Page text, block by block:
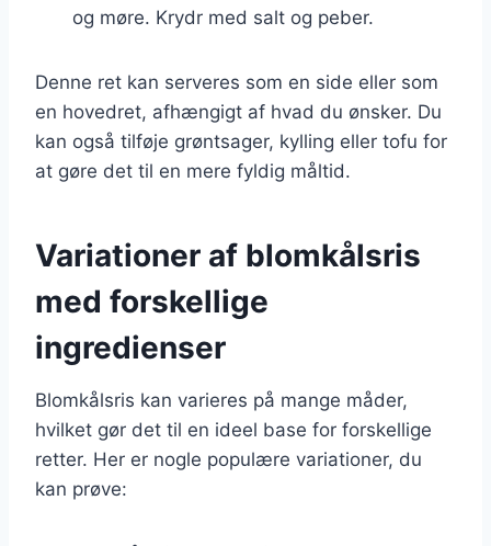
og møre. Krydr med salt og peber.
Denne ret kan serveres som en side eller som
en hovedret, afhængigt af hvad du ønsker. Du
kan også tilføje grøntsager, kylling eller tofu for
at gøre det til en mere fyldig måltid.
Variationer af blomkålsris
med forskellige
ingredienser
Blomkålsris kan varieres på mange måder,
hvilket gør det til en ideel base for forskellige
retter. Her er nogle populære variationer, du
kan prøve: